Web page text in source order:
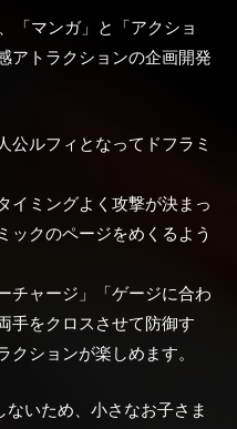
「マンガ」と「アクショ
アトラクションの企画開発
公ルフィとなってドフラミ
イミングよく攻撃が決まっ
ックのページをめくるよう
チャージ」「ゲージに合わ
手をクロスさせて防御す
クションが楽しめます。
いため、小さなお子さま